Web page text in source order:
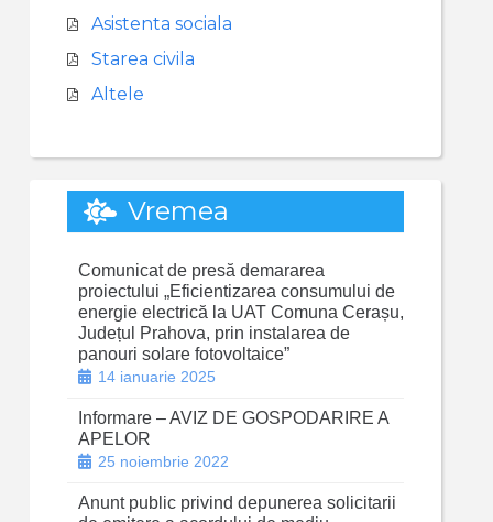
Asistenta sociala
Starea civila
Altele
Vremea
Comunicat de presă demararea
proiectului „Eficientizarea consumului de
energie electrică la UAT Comuna Cerașu,
Județul Prahova, prin instalarea de
panouri solare fotovoltaice”
14 ianuarie 2025
Informare – AVIZ DE GOSPODARIRE A
APELOR
25 noiembrie 2022
Anunt public privind depunerea solicitarii